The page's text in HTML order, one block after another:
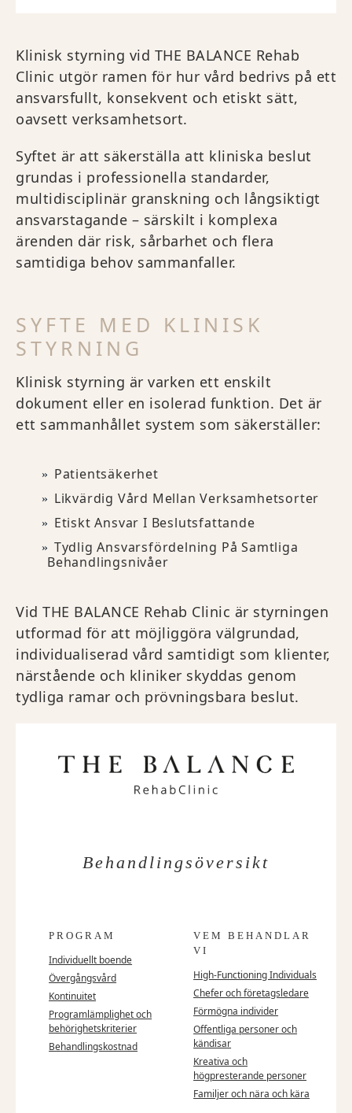
Klinisk styrning vid THE BALANCE Rehab
Clinic utgör ramen för hur vård bedrivs på ett
ansvarsfullt, konsekvent och etiskt sätt,
oavsett verksamhetsort.
Syftet är att säkerställa att kliniska beslut
grundas i professionella standarder,
multidisciplinär granskning och långsiktigt
ansvarstagande – särskilt i komplexa
ärenden där risk, sårbarhet och flera
samtidiga behov sammanfaller.
SYFTE MED KLINISK
STYRNING
Klinisk styrning är varken ett enskilt
dokument eller en isolerad funktion. Det är
ett sammanhållet system som säkerställer:
Patientsäkerhet
Likvärdig Vård Mellan Verksamhetsorter
Etiskt Ansvar I Beslutsfattande
Tydlig Ansvarsfördelning På Samtliga
Behandlingsnivåer
Vid THE BALANCE Rehab Clinic är styrningen
utformad för att möjliggöra välgrundad,
individualiserad vård samtidigt som klienter,
närstående och kliniker skyddas genom
tydliga ramar och prövningsbara beslut.
Behandlingsöversikt
PROGRAM
Individuellt boende
Övergångsvård
Kontinuitet
Programlämplighet och
behörighetskriterier
Behandlingskostnad
VEM BEHANDLAR
VI
High-Functioning Individuals
Chefer och företagsledare
Förmögna individer
Offentliga personer och
kändisar
Kreativa och
högpresterande personer
Familjer och nära och kära